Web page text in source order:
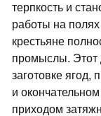
терпкость и
работы на
крестьяне
промыслы. Этот
заготовке ягод,
и
приходом